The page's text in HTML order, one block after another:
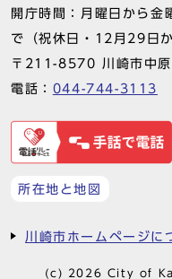
開庁時間：月曜日から
で（祝休日・12月29日
〒211-8570 川崎市中
電話： 044-744-3113
所在地と地図
川崎市ホームページに
(c) 2026 City of